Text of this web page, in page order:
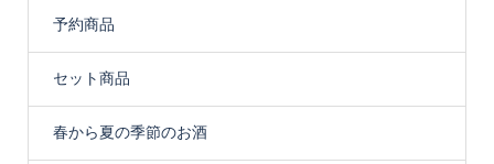
予約商品
セット商品
春から夏の季節のお酒